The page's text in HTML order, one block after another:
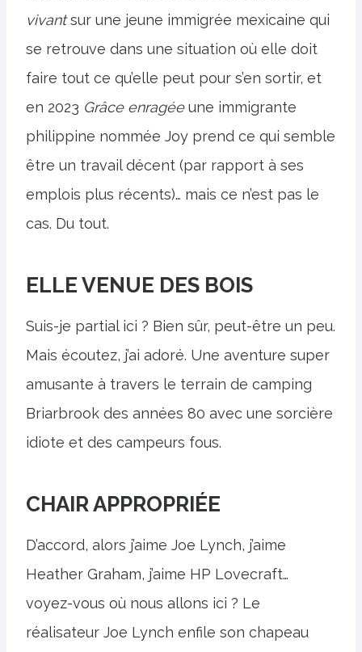
vivantsur une jeune immigrée mexicaine qui
se retrouve dans une situation où elle doit
faire tout ce qu’elle peut pour s’en sortir, et
en 2023 Grâce enragéeune immigrante
philippine nommée Joy prend ce qui semble
être un travail décent (par rapport à ses
emplois plus récents)… mais ce n’est pas le
cas. Du tout.
ELLE VENUE DES BOIS
Suis-je partial ici ? Bien sûr, peut-être un peu.
Mais écoutez, j’ai adoré. Une aventure super
amusante à travers le terrain de camping
Briarbrook des années 80 avec une sorcière
idiote et des campeurs fous.
CHAIR APPROPRIÉE
D’accord, alors j’aime Joe Lynch, j’aime
Heather Graham, j’aime HP Lovecraft…
voyez-vous où nous allons ici ? Le
réalisateur Joe Lynch enfile son chapeau